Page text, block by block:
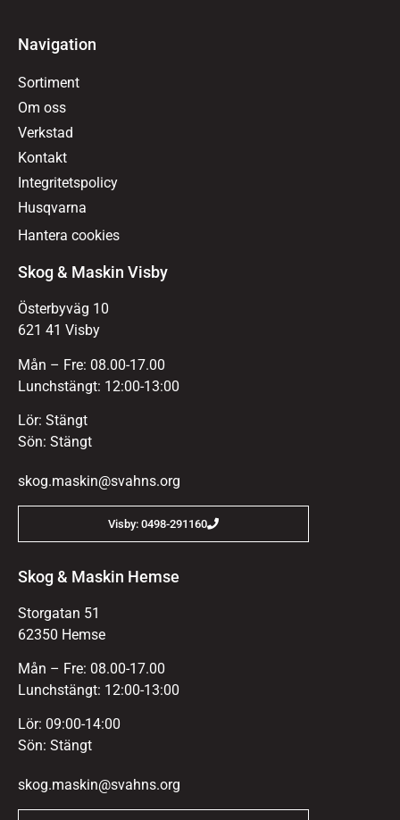
Navigation
Sortiment
Om oss
Verkstad
Kontakt
Integritetspolicy
Husqvarna
Hantera cookies
Skog & Maskin Visby
Österbyväg 10
621 41 Visby
Mån – Fre: 08.00-17.00
Lunchstängt: 12:00-13:00
Lör: Stängt
Sön: Stängt
skog.maskin@svahns.org
Visby: 0498-291160
Skog & Maskin Hemse
Storgatan 51
62350 Hemse
Mån – Fre: 08.00-17.00
Lunchstängt: 12:00-13:00
Lör: 09:00-14:00
Sön: Stängt
skog.maskin@svahns.org